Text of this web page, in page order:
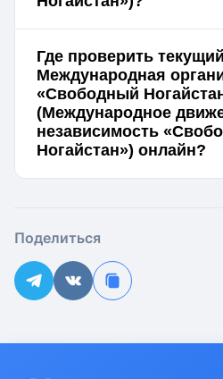
Где проверить
Международная
«Свободный
(Международное
независимость
Ногайстан») онлайн?
Поделиться